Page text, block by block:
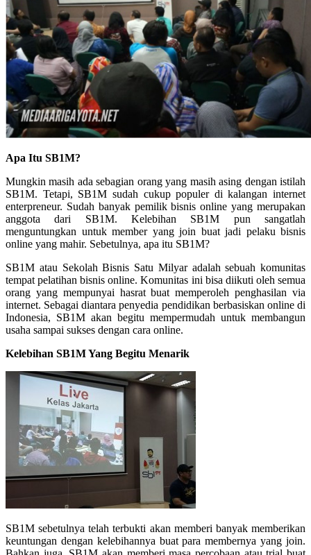
Apa Itu SB1M?
Mungkin masih ada sebagian orang yang masih asing dengan istilah
SB1M. Tetapi, SB1M sudah cukup populer di kalangan internet
enterpreneur. Sudah banyak pemilik bisnis online yang merupakan
anggota dari SB1M. Kelebihan SB1M pun sangatlah
menguntungkan untuk member yang join buat jadi pelaku bisnis
online yang mahir. Sebetulnya, apa itu SB1M?
SB1M atau Sekolah Bisnis Satu Milyar adalah sebuah komunitas
tempat pelatihan bisnis online. Komunitas ini bisa diikuti oleh semua
orang yang mempunyai hasrat buat memperoleh penghasilan via
internet. Sebagai diantara penyedia pendidikan berbasiskan online di
Indonesia, SB1M akan begitu mempermudah untuk membangun
usaha sampai sukses dengan cara online.
Kelebihan SB1M Yang Begitu Menarik
SB1M sebetulnya telah terbukti akan memberi banyak memberikan
keuntungan dengan kelebihannya buat para membernya yang join.